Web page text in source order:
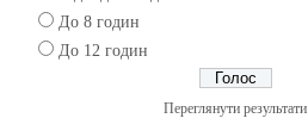
До 8 годин
До 12 годин
Переглянути результати